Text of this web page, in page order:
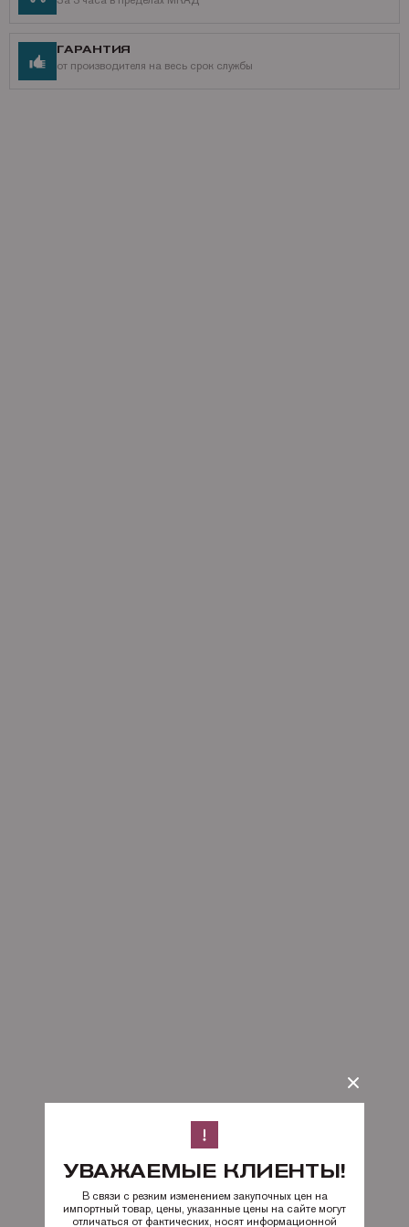
ГАРАНТИЯ
от производителя на весь срок службы
УВАЖАЕМЫЕ КЛИЕНТЫ!
В связи с резким изменением закупочных цен на
импортный товар, цены, указанные цены на сайте могут
отличаться от фактических, носят информационной